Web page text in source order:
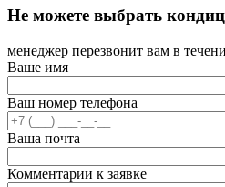
Не можете выбрать
менеджер перезвонит вам в
Ваше имя
Ваш номер телефона
Ваша почта
Комментарии к заявке